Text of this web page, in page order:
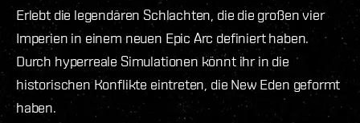
Erlebt die legendären Schlachten, die die großen vier
Imperien in einem neuen Epic Arc definiert haben.
Durch hyperreale Simulationen könnt ihr in die
historischen Konflikte eintreten, die New Eden geformt
haben.